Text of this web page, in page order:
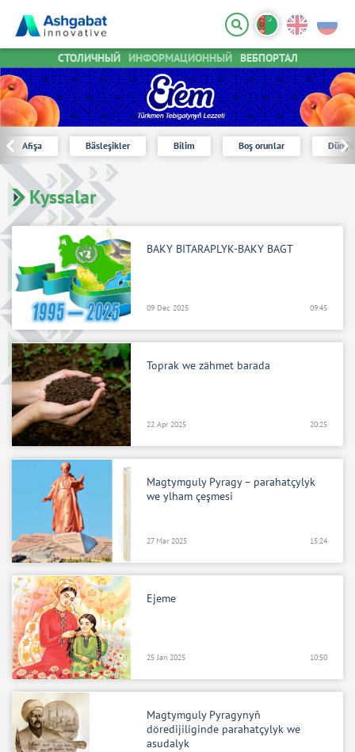
СТОЛИЧНЫЙ ИНФОРМАЦИОННЫЙ ВЕБПОРТАЛ
Afişa Bäsleşikler Bilim Boş orunlar
Kyssalar
BAKY BITARAPLYK-BAKY BAGT
09 Dec 2025 09:45
Toprak we zähmet barada
22 Apr 2025 20:25
Magtymguly Pyragy – parahatçylyk
we ylham çeşmesi
27 Mar 2025 15:24
Ejeme
25 Jan 2025 10:50
Magtymguly Pyragynyň
döredijiliginde parahatçylyk we
asudalyk